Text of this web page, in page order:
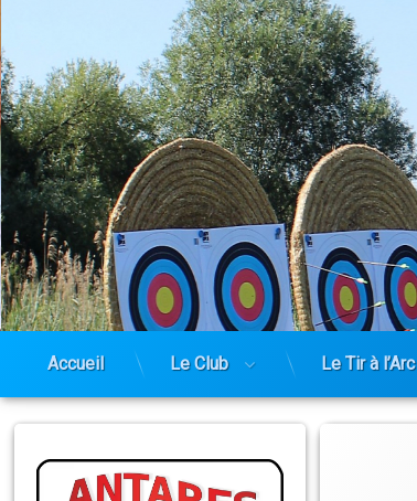
content
Rémilly
Accueil Le Club Le Tir à l’Arc